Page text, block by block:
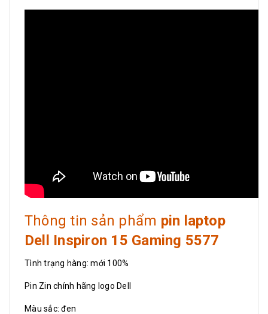
Thông tin sản phẩm pin laptop
Dell Inspiron 15 Gaming 5577
Tình trạng hàng: mới 100%
Pin Zin chính hãng logo Dell
Màu sắc: đen